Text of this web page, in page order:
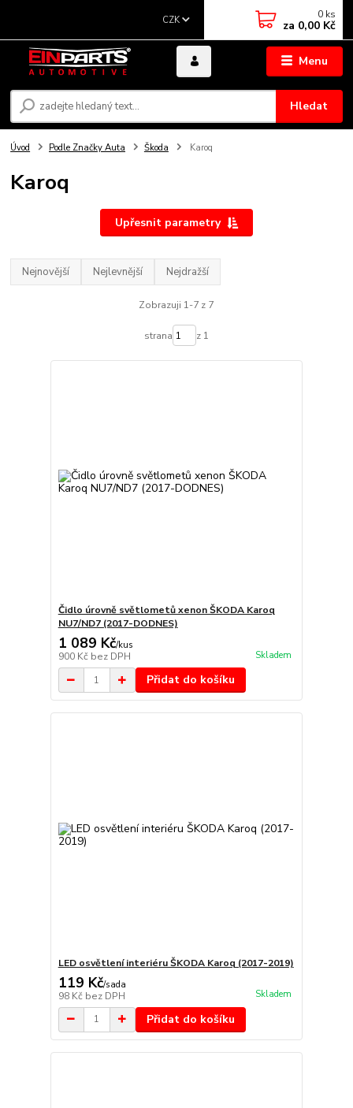
Menu
CZK
Hledat
0 ks
za 0,00 Kč
Úvod Podle Značky Auta Škoda Karoq
Karoq
Upřesnit parametry
Nejnovější Nejlevnější Nejdražší
Zobrazuji 1-7 z 7
strana z 1
Čidlo úrovně světlometů xenon ŠKODA Karoq
NU7/ND7 (2017-DODNES)
1 089 Kč/kus
900 Kč bez DPH Skladem
Přidat do košíku
LED osvětlení interiéru ŠKODA Karoq (2017-2019)
119 Kč/sada
98 Kč bez DPH Skladem
Přidat do košíku